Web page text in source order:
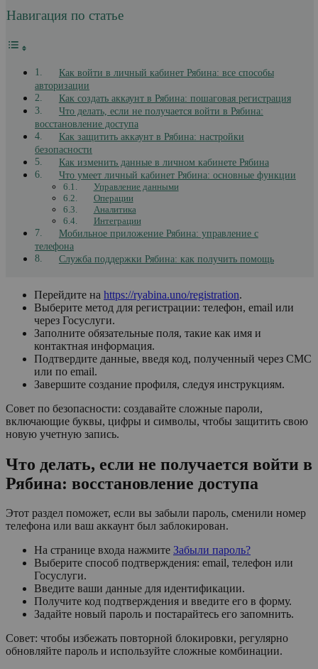
Навигация по статье
Как войти в личный кабинет Рябина: все способы
авторизации
Как создать аккаунт в Рябина: пошаговая регистрация
Что делать, если не получается войти в Рябина:
восстановление доступа
Как защитить аккаунт в Рябина: настройки
безопасности
Как изменить данные в личном кабинете Рябина
Что умеет личный кабинет Рябина: основные функции
Управление данными
Операции
Аналитика
Интеграции
Мобильное приложение Рябина: управление с
телефона
Служба поддержки Рябина: как получить помощь
Перейдите на https://ryabina.uno/registration.
Выберите метод для регистрации: телефон, email или
через Госуслуги.
Заполните обязательные поля, такие как имя и
контактная информация.
Подтвердите данные, введя код, полученный через СМС
или по email.
Завершите создание профиля, следуя инструкциям.
Совет по безопасности: создавайте сложные пароли,
включающие буквы, цифры и символы, чтобы защитить свою
новую учетную запись.
Что делать, если не получается войти в
Рябина: восстановление доступа
Этот раздел поможет, если вы забыли пароль, сменили номер
телефона или ваш аккаунт был заблокирован.
На странице входа нажмите Забыли пароль?
Выберите способ подтверждения: email, телефон или
Госуслуги.
Введите ваши данные для идентификации.
Получите код подтверждения и введите его в форму.
Задайте новый пароль и постарайтесь его запомнить.
Совет: чтобы избежать повторной блокировки, регулярно
обновляйте пароль и используйте сложные комбинации.